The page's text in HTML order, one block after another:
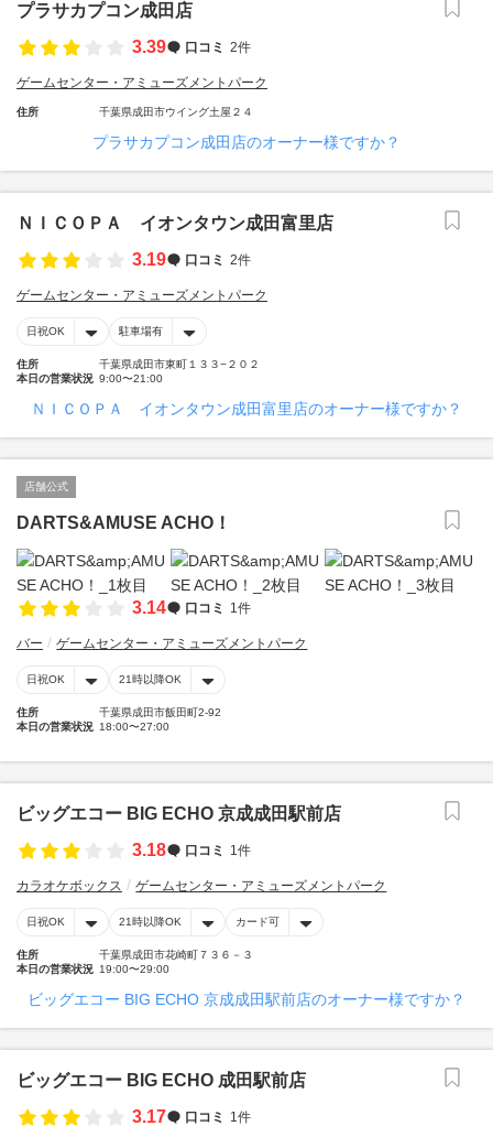
プラサカプコン成田店
3.39
口コミ 2件
ゲームセンター・アミューズメントパーク
住所 千葉県成田市ウイング土屋２４
プラサカプコン成田店のオーナー様ですか？
ＮＩＣＯＰＡ イオンタウン成田富里店
3.19
口コミ 2件
ゲームセンター・アミューズメントパーク
日祝OK 駐車場有
住所
千葉県成田市東町１３３−２０２
本日の営業状況 9:00〜21:00
ＮＩＣＯＰＡ イオンタウン成田富里店のオーナー様ですか？
店舗公式
DARTS&AMUSE ACHO！
3.14 口コミ 1件
バー ゲームセンター・アミューズメントパーク
日祝OK 21時以降OK
住所
千葉県成田市飯田町2-92
本日の営業状況 18:00〜27:00
ビッグエコー BIG ECHO 京成成田駅前店
3.18
口コミ 1件
カラオケボックス ゲームセンター・アミューズメントパーク
日祝OK 21時以降OK カード可
住所
千葉県成田市花崎町７３６－３
本日の営業状況 19:00〜29:00
ビッグエコー BIG ECHO 京成成田駅前店のオーナー様ですか？
ビッグエコー BIG ECHO 成田駅前店
3.17
口コミ 1件